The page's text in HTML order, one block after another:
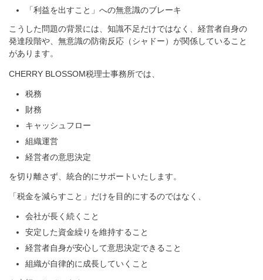
「利益を出すこと」への無意識のブレーキ
こうした問題の背景には、知識不足だけではなく、経営者自身の
発達段階や、無意識の防衛反応（シャドー）が関係していること
があります。
CHERRY BLOSSOM税理士事務所では、
税務
財務
キャッシュフロー
組織運営
経営者の意思決定
を切り離さず、統合的にサポートいたします。
「税金を減らすこと」だけを目的にするのではなく、
会社が長く続くこと
安定した資金繰りを維持すること
経営者自身が安心して意思決定できること
組織が自律的に成長していくこと